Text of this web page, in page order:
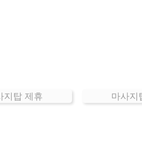
지탑 제휴 마사지